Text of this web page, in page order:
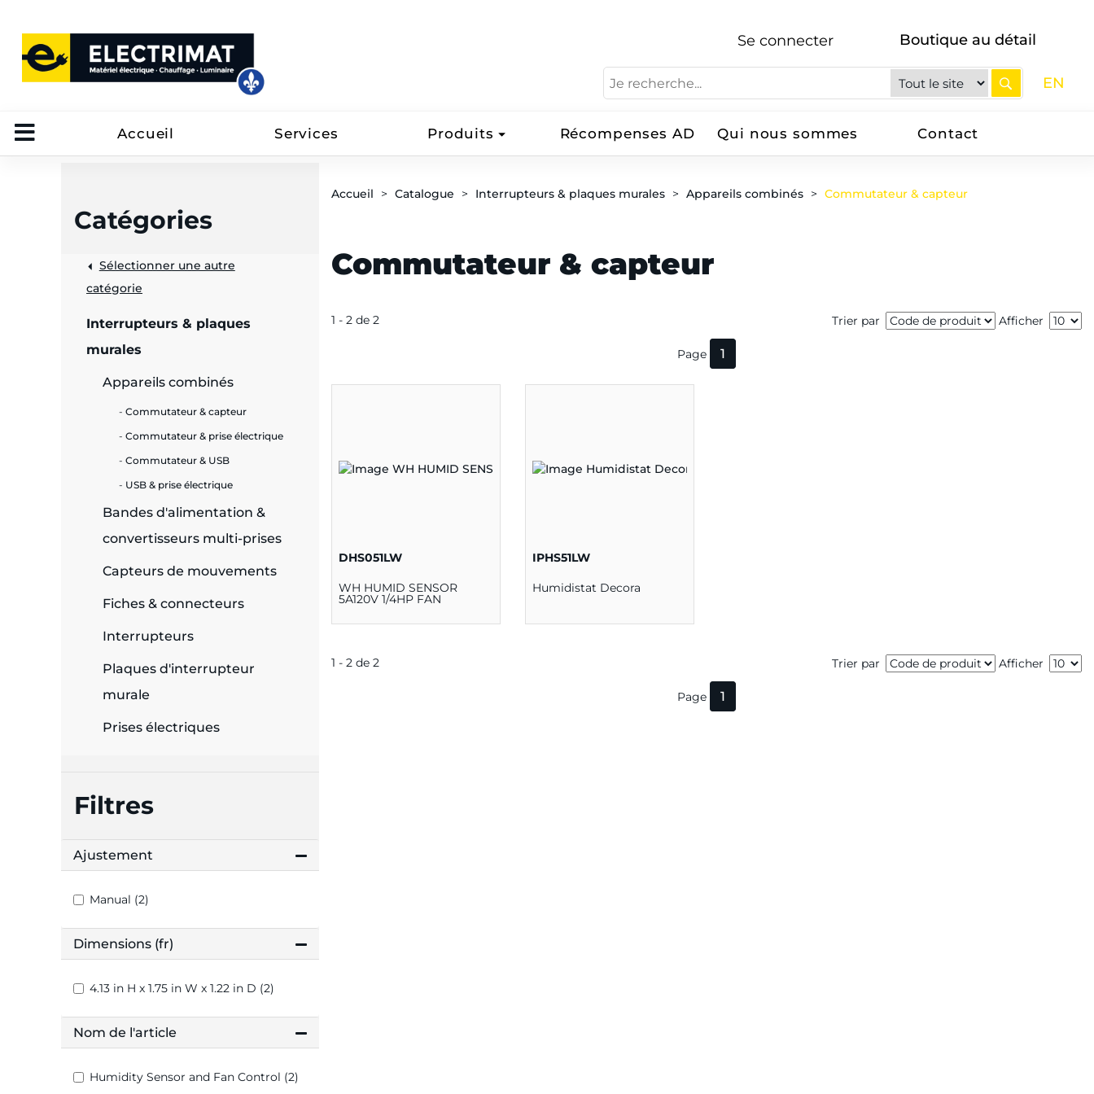
Se connecter Boutique au détail
EN
Accueil Services Produits Récompenses AD Qui nous sommes Contact
Catégories
Sélectionner une autre
catégorie
Interrupteurs & plaques
murales
Appareils combinés
Commutateur & capteur
Commutateur & prise électrique
Commutateur & USB
USB & prise électrique
Bandes d'alimentation &
convertisseurs multi-prises
Capteurs de mouvements
Fiches & connecteurs
Interrupteurs
Plaques d'interrupteur
murale
Prises électriques
Filtres
Ajustement
Manual (2)
Dimensions (fr)
4.13 in H x 1.75 in W x 1.22 in D (2)
Nom de l'article
Humidity Sensor and Fan Control (2)
Accueil Catalogue Interrupteurs & plaques murales Appareils combinés Commutateur & capteur
Commutateur & capteur
1 - 2 de 2 Trier par Afficher
Page 1
DHS051LW
WH HUMID SENSOR
5A120V 1/4HP FAN
IPHS51LW
Humidistat Decora
1 - 2 de 2 Trier par Afficher
Page 1